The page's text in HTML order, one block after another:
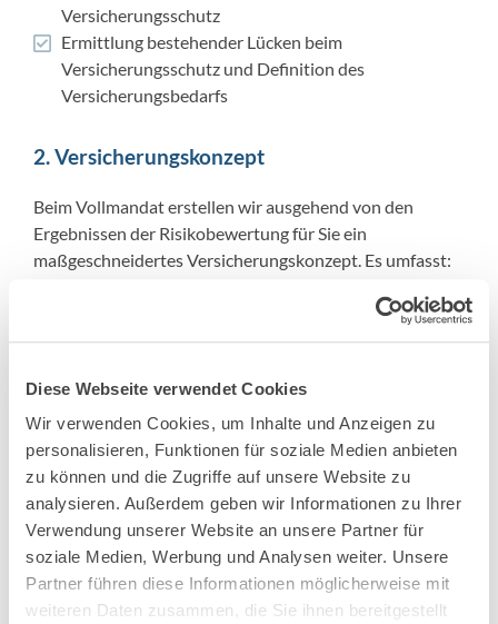
Diese Webseite verwendet Cookies
Wir verwenden Cookies, um Inhalte und Anzeigen zu
personalisieren, Funktionen für soziale Medien anbieten
zu können und die Zugriffe auf unsere Website zu
analysieren. Außerdem geben wir Informationen zu Ihrer
Verwendung unserer Website an unsere Partner für
soziale Medien, Werbung und Analysen weiter. Unsere
Partner führen diese Informationen möglicherweise mit
weiteren Daten zusammen, die Sie ihnen bereitgestellt
Versicherungsschutz
Ermittlung bestehender Lücken beim
Versicherungsschutz und Definition des
Versicherungsbedarfs
2. Versicherungskonzept
Beim Vollmandat erstellen wir ausgehend von den
Ergebnissen der Risikobewertung für Sie ein
maßgeschneidertes Versicherungskonzept. Es umfasst:
zunächst die Ausschreibung der identifizierten
Risiken bei geeigneten Versicherungspartnern – mit
Risikoabdeckung zu erhalten;
Lösung auf Basis der erfolgten Rückmeldungen.
3. Laufende Anpassung und Optimierung
Auch nach der Erarbeitung und Umsetzung des
Versicherungskonzeptes sind wir weiterhin für Sie da.
Wir bieten Ihnen einen fest installierten Prozess